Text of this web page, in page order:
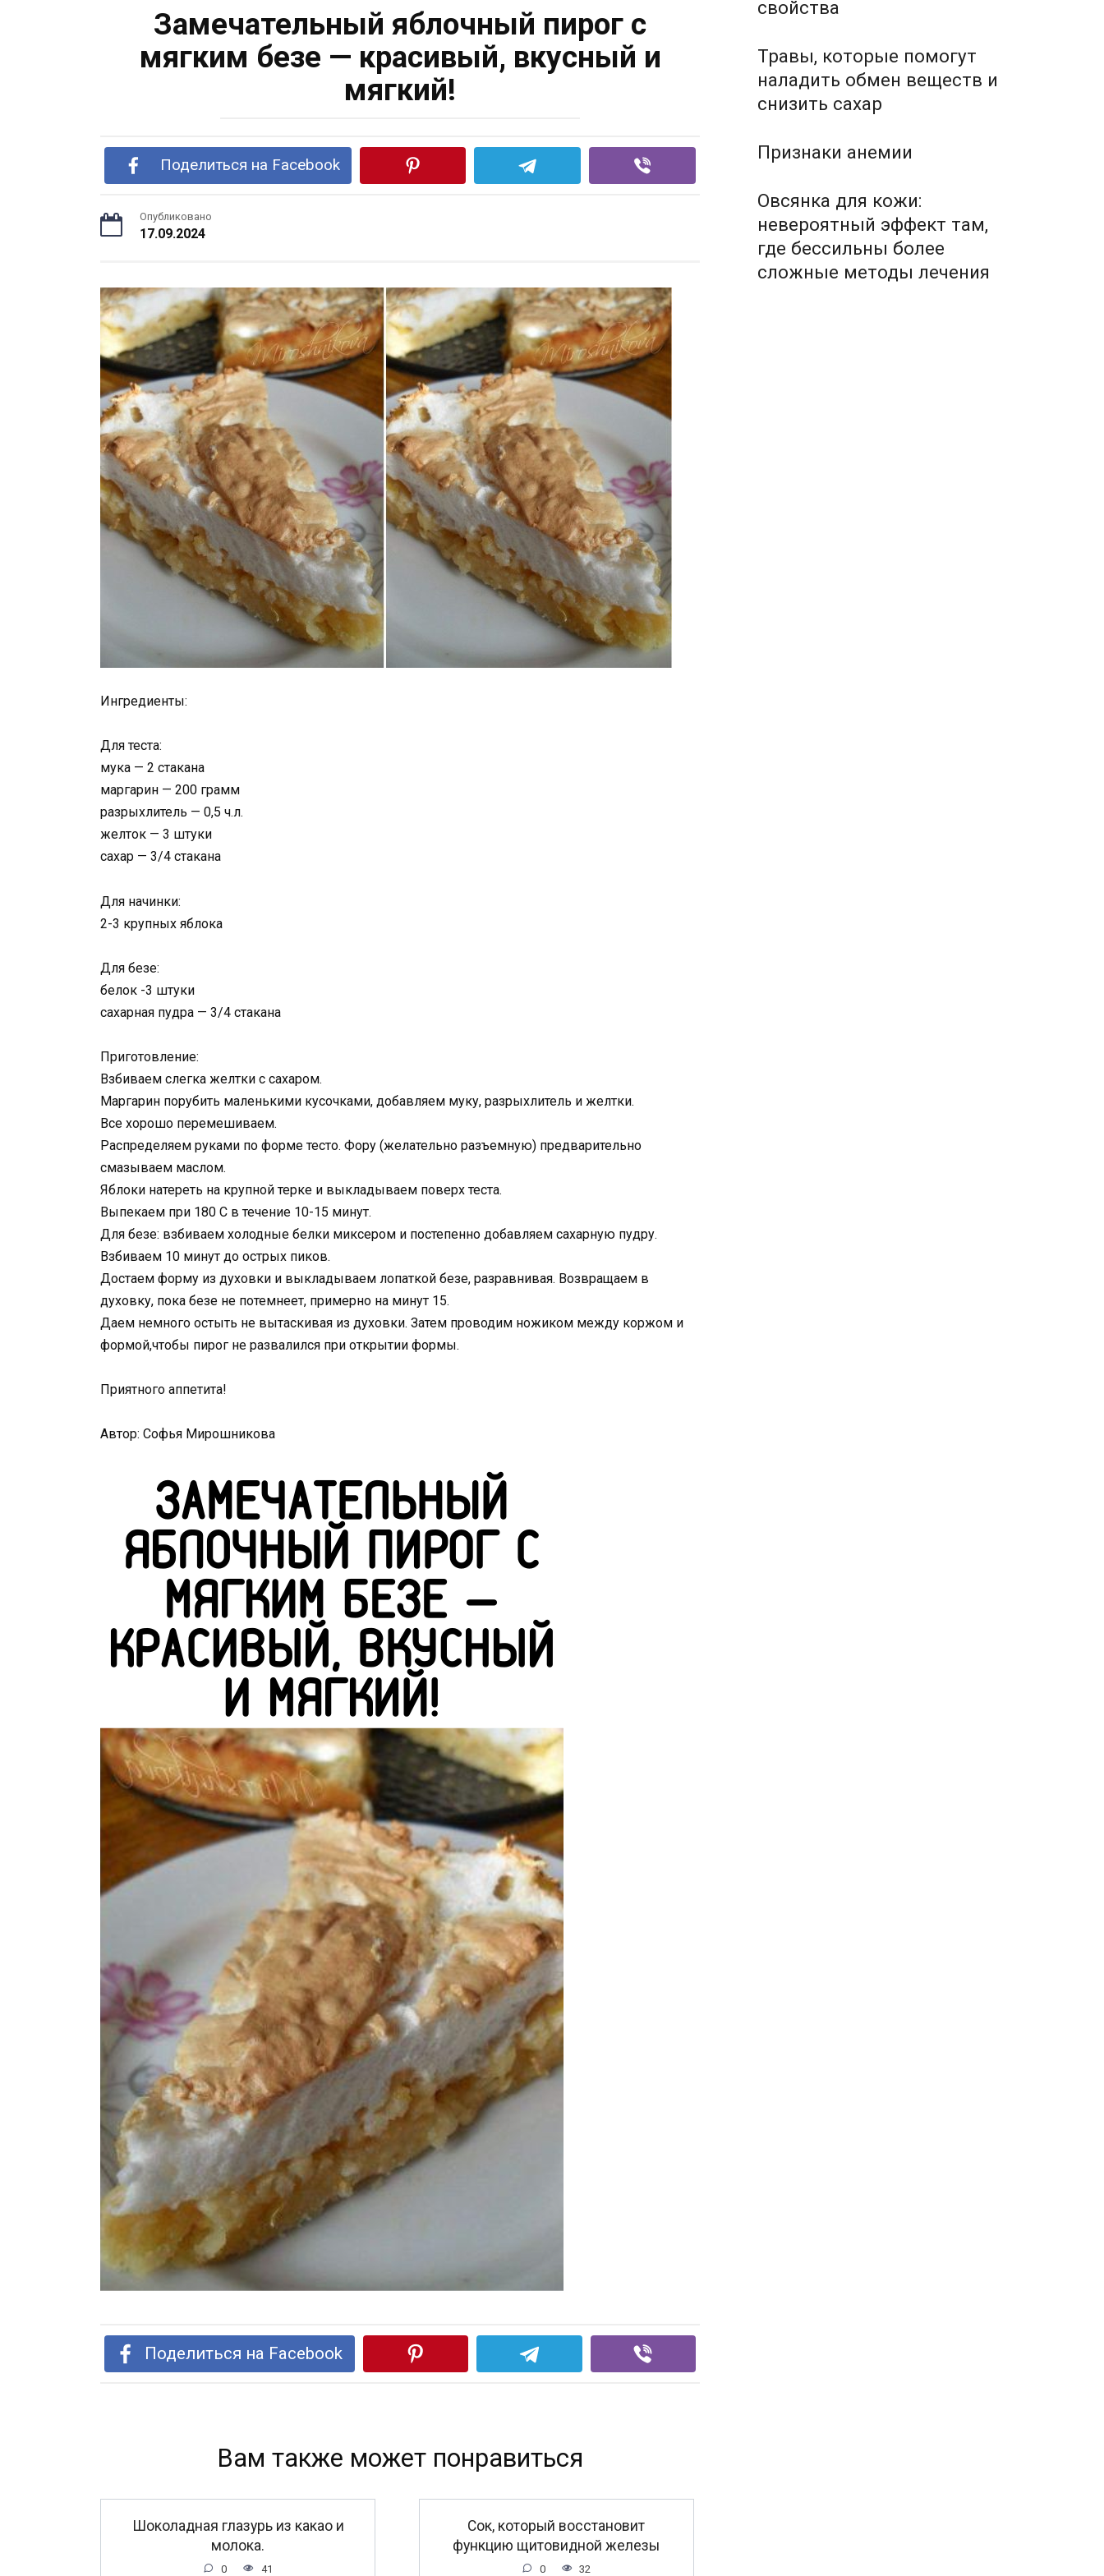
Замечательный яблочный пирог с
мягким безе — красивый, вкусный и
мягкий!
Поделиться на Facebook
Опубликовано
17.09.2024
Ингредиенты:
Для теста:
мука — 2 стакана
маргарин — 200 грамм
разрыхлитель — 0,5 ч.л.
желток — 3 штуки
сахар — 3/4 стакана
Для начинки:
2-3 крупных яблока
Для безе:
белок -3 штуки
сахарная пудра — 3/4 стакана
Приготовление:
Взбиваем слегка желтки с сахаром.
Маргарин порубить маленькими кусочками, добавляем муку, разрыхлитель и желтки.
Все хорошо перемешиваем.
Распределяем руками по форме тесто. Фору (желательно разъемную) предварительно
смазываем маслом.
Яблоки натереть на крупной терке и выкладываем поверх теста.
Выпекаем при 180 С в течение 10-15 минут.
Для безе: взбиваем холодные белки миксером и постепенно добавляем сахарную пудру.
Взбиваем 10 минут до острых пиков.
Достаем форму из духовки и выкладываем лопаткой безе, разравнивая. Возвращаем в
духовку, пока безе не потемнеет, примерно на минут 15.
Даем немного остыть не вытаскивая из духовки. Затем проводим ножиком между коржом и
формой,чтобы пирог не развалился при открытии формы.
Приятного аппетита!
Автор: Софья Мирошникова
Поделиться на Facebook
Вам также может понравиться
Шоколадная глазурь из какао и
молока.
0 41
Сок, который восстановит
функцию щитовидной железы
0 32
свойства
Травы, которые помогут
наладить обмен веществ и
снизить сахар
Признаки анемии
Овсянка для кожи:
невероятный эффект там,
где бессильны более
сложные методы лечения